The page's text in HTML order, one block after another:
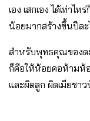
เอง เสกเอง ได้เท่า
น้อยมากสร้างขึ้นปีล
สำหรับพุทธคุณของต
ก็คือให้ห้อยคอห้ามห้
และผิดลูก ผิดเมียชา